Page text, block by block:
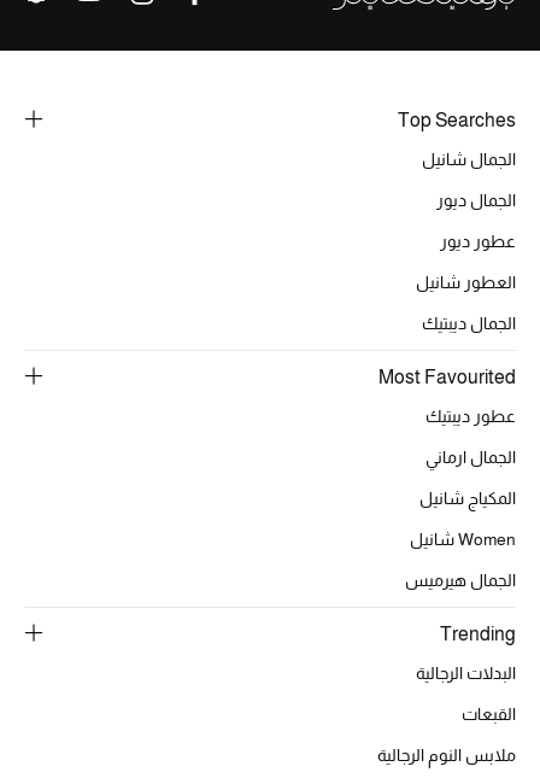
ركن أناقة المنتجعات
جميع إصدارتنا النسائية
تشكيلة المناسبات للنساء
الملابس الرياضية النسائية
تشكيلة الأعراس
هدايا للنساء
ركن الفخامة
Top Searches
الجمال شانيل
الجمال ديور
عطور ديور
العطور شانيل
الجمال ديبتيك
Most Favourited
عطور ديبتيك
الجمال ارماني
المكياج شانيل
Women شانيل
الجمال هيرميس
Trending
البدلات الرجالية
القبعات
ملابس النوم الرجالية